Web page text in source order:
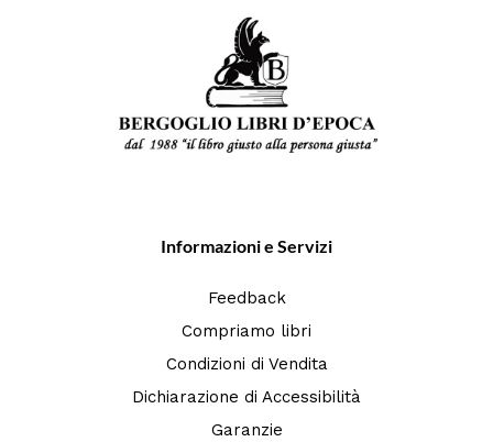
Informazioni e Servizi
Feedback
Compriamo libri
Condizioni di Vendita
Dichiarazione di Accessibilità
Garanzie